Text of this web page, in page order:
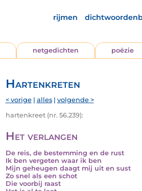
rijmen
netgedichten poëzie
Hartenkreten
< vorige| alles| volgende >
hartenkreet (nr. 56.239):
Het verlangen
De reis, de bestemming en de rust
Ik ben vergeten waar ik ben
Mijn geheugen daagt mij uit en sust
Zo snel als een schot
Die voorbij raast